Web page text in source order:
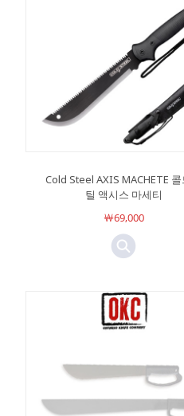
Cold Steel AXIS MACHETE
틸 액시스 마세티
￦69,000